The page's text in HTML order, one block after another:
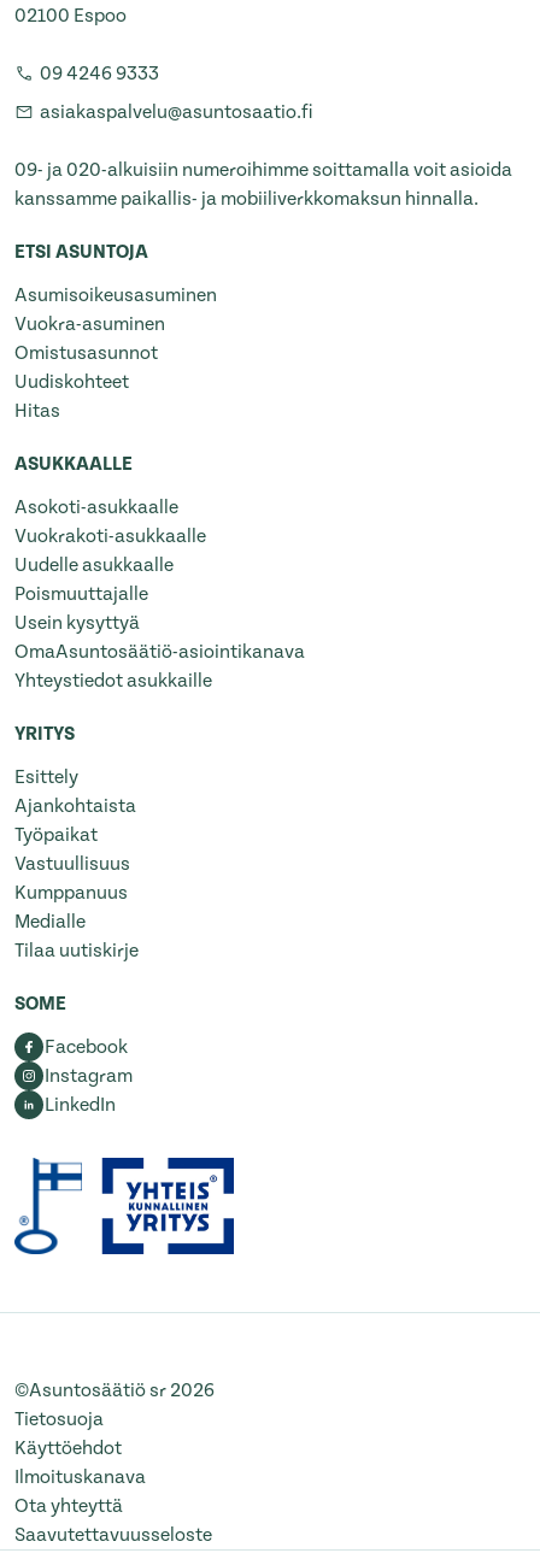
02100 Espoo
09 4246 9333
asiakaspalvelu@asuntosaatio.fi
09- ja 020-alkuisiin numeroihimme soittamalla voit asioida
kanssamme paikallis- ja mobiiliverkkomaksun hinnalla.
ETSI ASUNTOJA
Asumisoikeusasuminen
Vuokra-asuminen
Omistusasunnot
Uudiskohteet
Hitas
ASUKKAALLE
Asokoti-asukkaalle
Vuokrakoti-asukkaalle
Uudelle asukkaalle
Poismuuttajalle
Usein kysyttyä
OmaAsuntosäätiö-asiointikanava
Yhteystiedot asukkaille
YRITYS
Esittely
Ajankohtaista
Työpaikat
Vastuullisuus
Kumppanuus
Medialle
Tilaa uutiskirje
SOME
Facebook
Instagram
LinkedIn
©Asuntosäätiö sr 2026
Tietosuoja
Käyttöehdot
Ilmoituskanava
Ota yhteyttä
Saavutettavuusseloste